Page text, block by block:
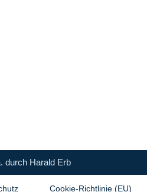
durch Harald Erb
Cookie-Richtlinie (EU)